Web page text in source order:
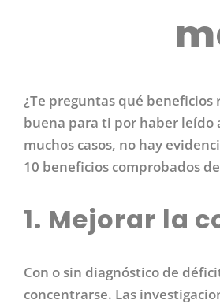
¿Te preguntas qué beneficios
buena para ti por haber leído
muchos casos, no hay
10 beneficios comprobados
1. Mejorar la
Con o sin diagnóstico de
concentrarse. Las